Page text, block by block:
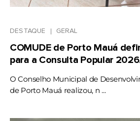
DESTAQUE GERAL
COMUDE de Porto Mauá
para a Consulta Popular
O Conselho Municipal de
de Porto Mauá realizou, n ...